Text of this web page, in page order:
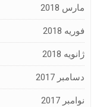
مارس 2018
فوریه 2018
ژانویه 2018
دسامبر 2017
نوامبر 2017